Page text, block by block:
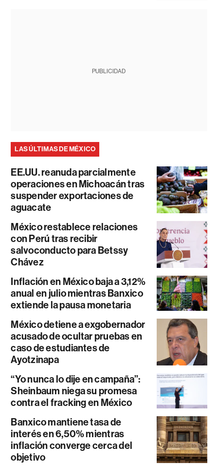
PUBLICIDAD
LAS ÚLTIMAS DE MÉXICO
EE.UU. reanuda parcialmente
operaciones en Michoacán tras
suspender exportaciones de
aguacate
México restablece relaciones
con Perú tras recibir
salvoconducto para Betssy
Chávez
Inflación en México baja a 3,12%
anual en julio mientras Banxico
extiende la pausa monetaria
México detiene a exgobernador
acusado de ocultar pruebas en
caso de estudiantes de
Ayotzinapa
“Yo nunca lo dije en campaña”:
Sheinbaum niega su promesa
contra el fracking en México
Banxico mantiene tasa de
interés en 6,50% mientras
inflación converge cerca del
objetivo